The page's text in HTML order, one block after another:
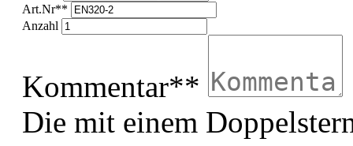
Art.Nr**
Anzahl
Kommentar**
Die mit einem